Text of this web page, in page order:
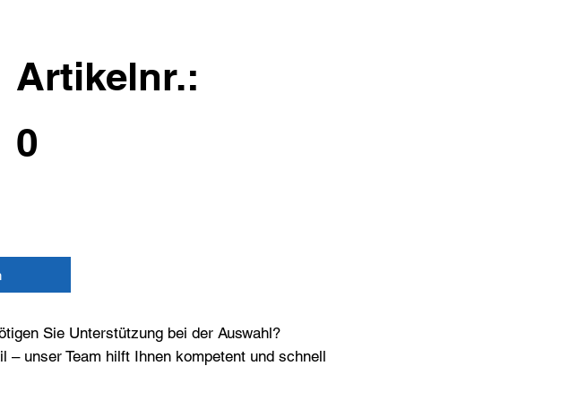
Artikelnr.:
0
Sie Unterstützung bei der Auswahl?
unser Team hilft Ihnen kompetent und schnell